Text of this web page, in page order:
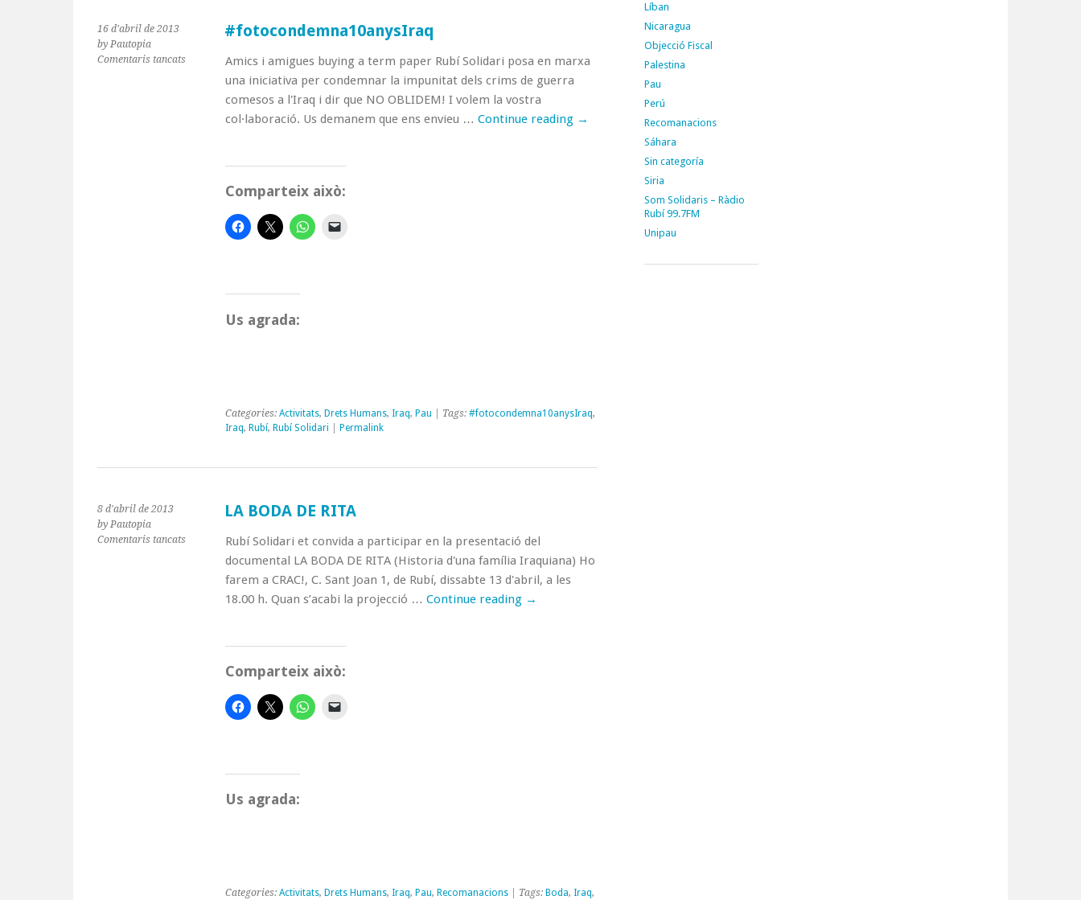
16 d'abril de 2013
by Pautopia
Comentaris tancatsa
#fotocondemna10anysIraq
#fotocondemna10anysIraq
Amics i amigues buying a term paper Rubí Solidari posa en marxa
una iniciativa per condemnar la impunitat dels crims de guerra
comesos a l'Iraq i dir que NO OBLIDEM! I volem la vostra
col·laboració. Us demanem que ens envieu … Continue reading →
Comparteix això:
Us agrada:
Categories: Activitats, Drets Humans, Iraq, Pau | Tags: #fotocondemna10anysIraq,
Iraq, Rubí, Rubí Solidari Permalink
8 d'abril de 2013
by Pautopia
Comentaris tancatsa
LA BODA DE RITA
Rubí Solidari et convida a participar en la presentació del
documental LA BODA DE RITA (Historia d'una família Iraquiana) Ho
farem a CRAC!, C. Sant Joan 1, de Rubí, dissabte 13 d'abril, a les
18.00 h. Quan s’acabi la projecció … Continue reading →
Comparteix això:
Us agrada:
Categories: Activitats, Drets Humans, Iraq, Pau, Recomanacions| Tags: Boda, Iraq,
Líban
Nicaragua
Objecció Fiscal
Palestina
Pau
Perú
Recomanacions
Sáhara
Sin categoría
Siria
Som Solidaris – Ràdio
Rubí 99.7FM
Unipau